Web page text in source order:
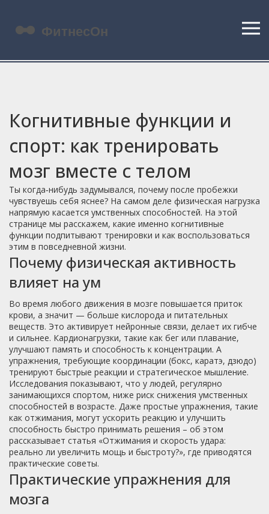
Когнитивные функции и
спорт: как тренировать
мозг вместе с телом
Ты когда‑нибудь задумывался, почему после пробежки
чувствуешь себя яснее? На самом деле физическая нагрузка
напрямую касается умственных способностей. На этой
странице мы расскажем, какие именно когнитивные
функции подпитывают тренировки и как воспользоваться
этим в повседневной жизни.
Почему физическая активность
влияет на ум
Во время любого движения в мозге повышается приток
крови, а значит — больше кислорода и питательных
веществ. Это активирует нейронные связи, делает их гибче
и сильнее. Кардионагрузки, такие как бег или плавание,
улучшают память и способность к концентрации. А
упражнения, требующие координации (бокс, каратэ, дзюдо)
тренируют быстрые реакции и стратегическое мышление.
Исследования показывают, что у людей, регулярно
занимающихся спортом, ниже риск снижения умственных
способностей в возрасте. Даже простые упражнения, такие
как отжимания, могут ускорить реакцию и улучшить
способность быстро принимать решения – об этом
рассказывает статья «Отжимания и скорость удара:
реально ли увеличить мощь и быстроту?», где приводятся
практические советы.
Практические упражнения для
мозга